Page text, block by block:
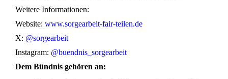
Weitere Informationen:
Website: www.sorgearbeit-fair-teilen.de
X: @sorgearbeit
Instagram: @buendnis_sorgearbeit
Dem Bündnis gehören an: